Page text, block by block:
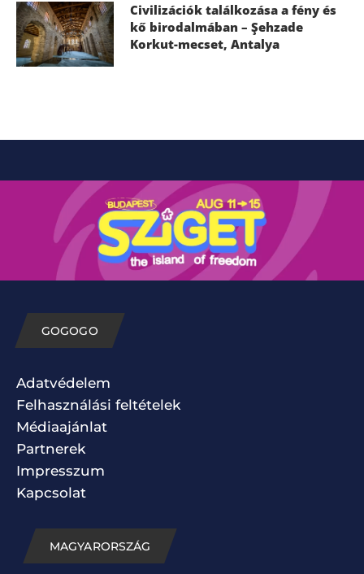
Civilizációk találkozása a fény és
kő birodalmában – Şehzade
Korkut-mecset, Antalya
GOGOGO
Adatvédelem
Felhasználási feltételek
Médiaajánlat
Partnerek
Impresszum
Kapcsolat
MAGYARORSZÁG